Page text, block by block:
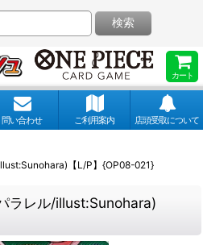
カート
検索
問い合わせ ご利用案内 店頭受取について
【L/P】{OP08-021}
ラレル/illust:Sunohara)